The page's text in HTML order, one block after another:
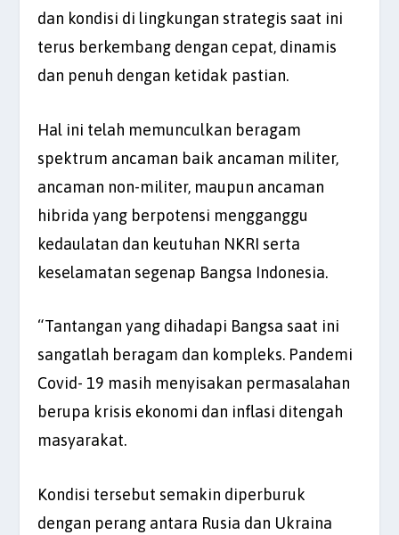
dan kondisi di lingkungan strategis saat ini
terus berkembang dengan cepat, dinamis
dan penuh dengan ketidak pastian.
Hal ini telah memunculkan beragam
spektrum ancaman baik ancaman militer,
ancaman non-militer, maupun ancaman
hibrida yang berpotensi mengganggu
kedaulatan dan keutuhan NKRI serta
keselamatan segenap Bangsa Indonesia.
“Tantangan yang dihadapi Bangsa saat ini
sangatlah beragam dan kompleks. Pandemi
Covid- 19 masih menyisakan permasalahan
berupa krisis ekonomi dan inflasi ditengah
masyarakat.
Kondisi tersebut semakin diperburuk
dengan perang antara Rusia dan Ukraina